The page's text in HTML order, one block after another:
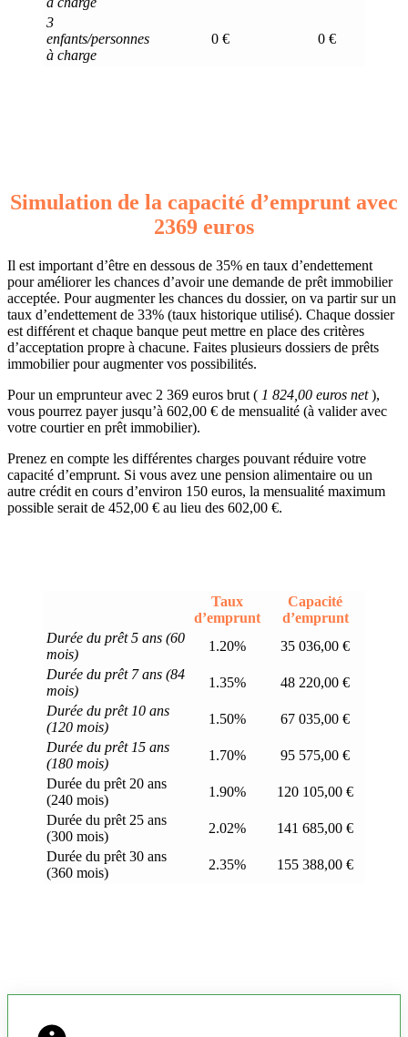
3
enfants/personnes
à charge
0 € 0 €
Simulation de la capacité d’emprunt avec
2369 euros
Il est important d’être en dessous de 35% en taux d’endettement
pour améliorer les chances d’avoir une demande de prêt immobilier
acceptée. Pour augmenter les chances du dossier, on va partir sur un
taux d’endettement de 33% (taux historique utilisé). Chaque dossier
est différent et chaque banque peut mettre en place des critères
d’acceptation propre à chacune. Faites plusieurs dossiers de prêts
immobilier pour augmenter vos possibilités.
Pour un emprunteur avec 2 369 euros brut ( 1 824,00 euros net),
vous pourrez payer jusqu’à 602,00 € de mensualité (à valider avec
votre courtier en prêt immobilier).
Prenez en compte les différentes charges pouvant réduire votre
capacité d’emprunt. Si vous avez une pension alimentaire ou un
autre crédit en cours d’environ 150 euros, la mensualité maximum
possible serait de 452,00 € au lieu des 602,00 €.
Taux
d’emprunt
Capacité
d’emprunt
Durée du prêt 5 ans (60
mois)
1.20%
35 036,00 €
Durée du prêt 7 ans (84
mois)
1.35%
48 220,00 €
Durée du prêt 10 ans
(120 mois)
1.50%
67 035,00 €
Durée du prêt 15 ans
(180 mois)
1.70%
95 575,00 €
Durée du prêt 20 ans
(240 mois)
1.90%
120 105,00 €
Durée du prêt 25 ans
(300 mois)
2.02%
141 685,00 €
Durée du prêt 30 ans
(360 mois)
2.35% 155 388,00 €